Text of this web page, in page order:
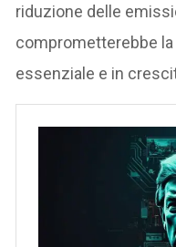
riduzione delle
comprometterebbe la
essenziale e in